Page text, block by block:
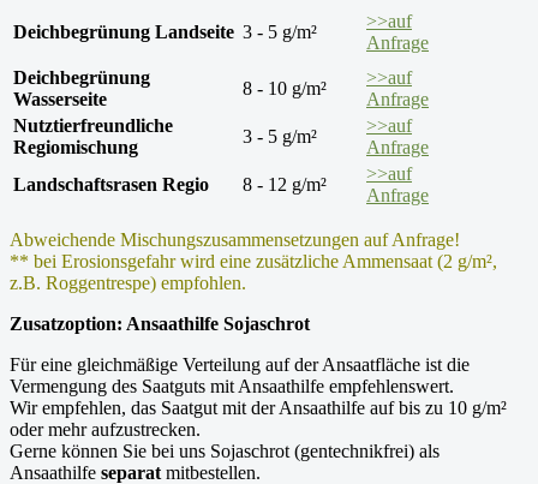
Deichbegrünung Landseite 3 - 5 g/m²
>>auf
Anfrage
Deichbegrünung
Wasserseite
8 - 10 g/m²
>>auf
Anfrage
Nutztierfreundliche
Regiomischung
3 - 5 g/m²
>>auf
Anfrage
Landschaftsrasen Regio
8 - 12 g/m²
>>auf
Anfrage
Abweichende Mischungszusammensetzungen auf Anfrage!
** bei Erosionsgefahr wird eine zusätzliche Ammensaat (2 g/m²,
z.B. Roggentrespe) empfohlen.
Zusatzoption: Ansaathilfe Sojaschrot
Für eine gleichmäßige Verteilung auf der Ansaatfläche ist die
Vermengung des Saatguts mit Ansaathilfe empfehlenswert.
Wir empfehlen, das Saatgut mit der Ansaathilfe auf bis zu 10 g/m²
oder mehr aufzustrecken.
Gerne können Sie bei uns Sojaschrot (gentechnikfrei) als
Ansaathilfe separat mitbestellen.